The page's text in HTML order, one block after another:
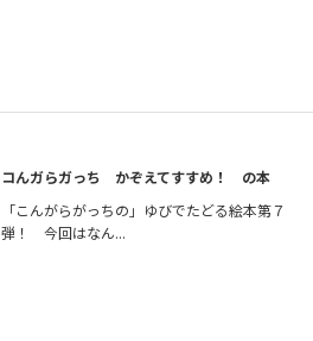
コんガらガっち かぞえてすすめ！ の本
「こんがらがっちの」ゆびでたどる絵本第７
弾！ 今回はなん...